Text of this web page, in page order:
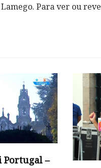
Para ver ou
Portugal –